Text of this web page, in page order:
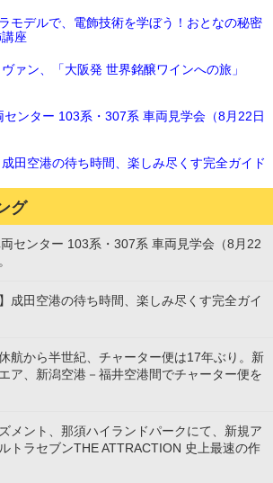
モデルで、電飾技術を学ぼう！おとなの秘密
座
ァン、「大阪発 世界銘醸ワインへの旅」
センター 103系・307系 車両見学会（8月22日
田空港の待ち時間、楽しみ尽くす完全ガイド
グ
センター 103系・307系 車両見学会（8月22
成田空港の待ち時間、楽しみ尽くす完全ガイ
航から半世紀、チャーター便は17年ぶり。新
ア、新潟空港－福井空港間でチャーター便を
メント、那須ハイランドパークにて、新規ア
トラセブンTHE ATTRACTION 史上最速の作